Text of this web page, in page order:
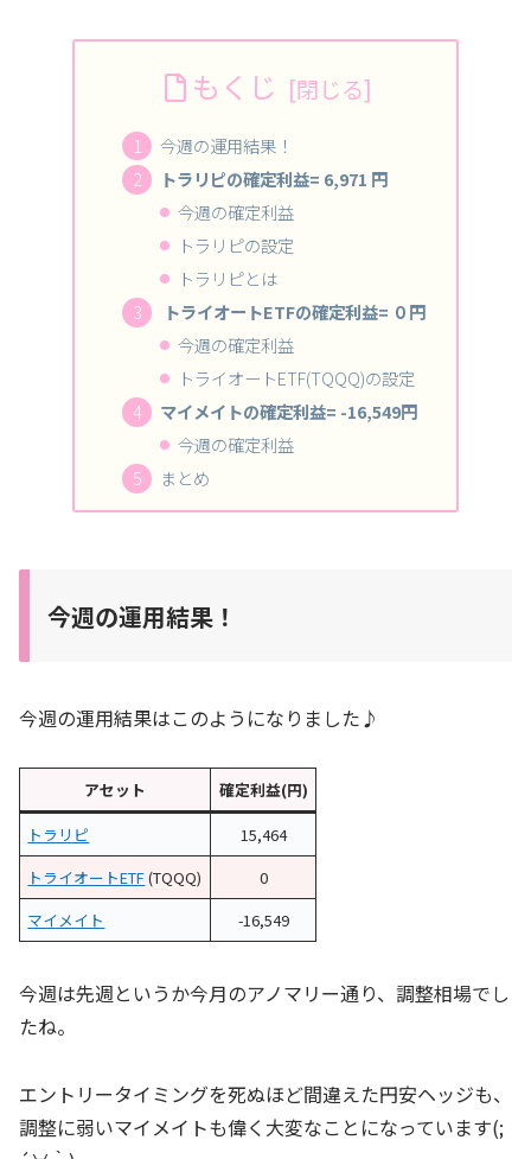
もくじ
今週の運用結果！
トラリピの確定利益= 6,971 円
今週の確定利益
トラリピの設定
トラリピとは
トライオートETFの確定利益= ０円
今週の確定利益
トライオートETF(TQQQ)の設定
マイメイトの確定利益= -16,549円
今週の確定利益
まとめ
今週の運用結果！
今週の運用結果はこのようになりました♪
アセット
確定利益(円)
トラリピ
15,464
トライオートETF(TQQQ)
0
マイメイト
-16,549
今週は先週というか今月のアノマリー通り、調整相場でし
たね。
エントリータイミングを死ぬほど間違えた円安ヘッジも、
調整に弱いマイメイトも偉く大変なことになっています(;